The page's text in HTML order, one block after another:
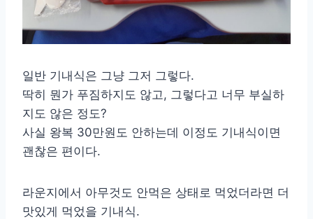
일반 기내식은 그냥 그저 그렇다.
딱히 뭔가 푸짐하지도 않고, 그렇다고 너무 부실하
지도 않은 정도?
사실 왕복 30만원도 안하는데 이정도 기내식이면
괜찮은 편이다.
라운지에서 아무것도 안먹은 상태로 먹었더라면 더
맛있게 먹었을 기내식.